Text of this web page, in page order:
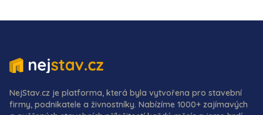
NejStav.cz je platforma, která byla vytvořena pro stavební
firmy, podnikatele a živnostníky. Nabízíme 1000+ zajímavých